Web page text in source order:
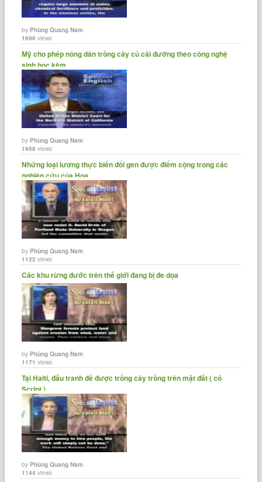
byPhùng Quang Nam
1696 views
Mỹ cho phép nông dân trồng cây củ cải đường theo công nghệ
sinh học kèm......
byPhùng Quang Nam
1958 views
Những loại lương thực biến đổi gen được điểm cộng trong các
nghiên cứu của Hoa......
byPhùng Quang Nam
1122 views
Các khu rừng đước trên thế giới đang bị đe dọa
byPhùng Quang Nam
1171 views
Tại Haiti, đấu tranh để được trồng cây trồng trên mặt đất ( có
Script )
byPhùng Quang Nam
1144 views